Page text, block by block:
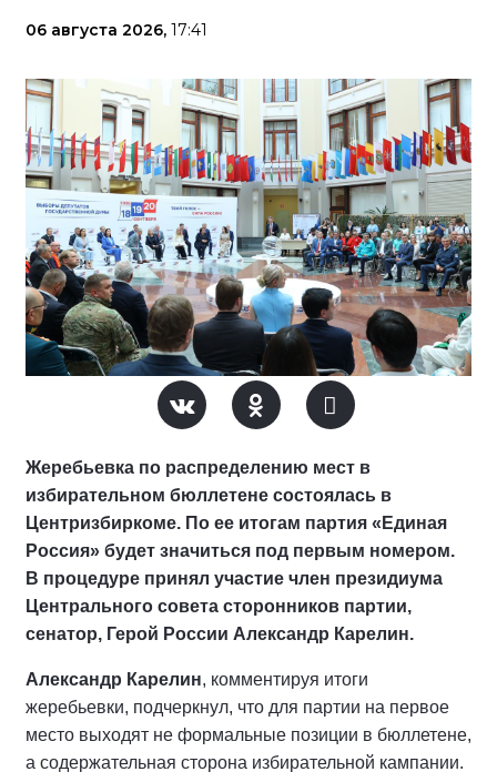
06 августа 2026, 17:41
Жеребьевка по распределению мест в
избирательном бюллетене состоялась в
Центризбиркоме. По ее итогам партия «Единая
Россия» будет значиться под первым номером.
В процедуре принял участие член президиума
Центрального совета сторонников партии,
сенатор, Герой России Александр Карелин.
Александр Карелин, комментируя итоги
жеребьевки, подчеркнул, что для партии на первое
место выходят не формальные позиции в бюллетене,
а содержательная сторона избирательной кампании.